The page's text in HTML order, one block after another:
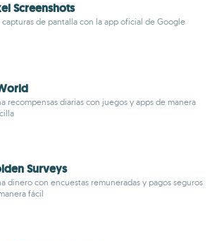
Screenshots
capturas de pantalla con la app oficial de Google
recompensas diarias con juegos y apps de manera
Surveys
dinero con encuestas remuneradas y pagos seguros
fácil